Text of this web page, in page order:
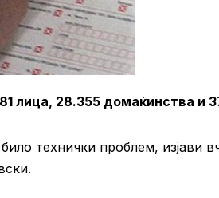
лица, 28.355 домаќинства и
технички проблем, изјави